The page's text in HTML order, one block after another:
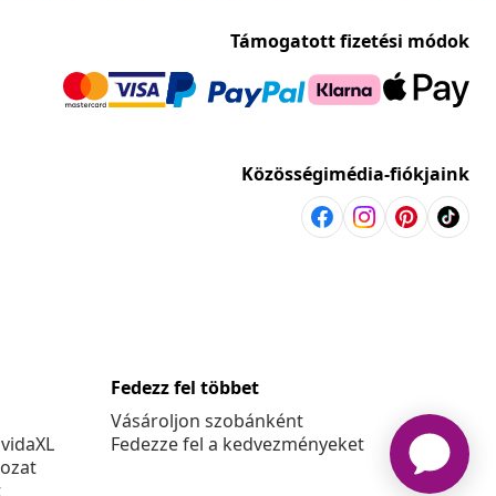
Támogatott fizetési módok
Közösségimédia-fiókjaink
Fedezz fel többet
Vásároljon szobánként
Fedezze fel a kedvezményeket